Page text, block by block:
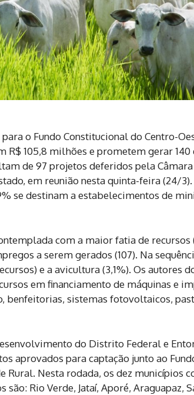
o Fundo Constitucional do Centro-
R$ 105,8 milhões e prometem gerar
de 97 projetos deferidos pela
em reunião nesta quinta-feira (24/
se destinam a estabelecimentos de
com a maior fatia de recursos
a serem gerados (107). Na
e a avicultura (3,1%). Os autores
em financiamento de máquinas e
benfeitorias, sistemas fotovoltaicos,
do Distrito Federal e
aprovados para captação junto ao
Rural. Nesta rodada, os dez municípios
Rio Verde, Jataí, Aporé, Araguapaz,